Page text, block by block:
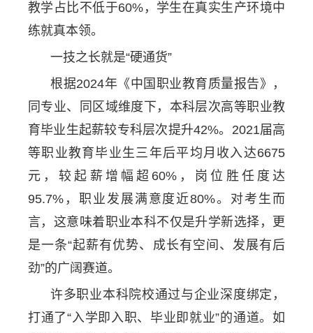
教学占比不低于60%，学生在真实生产环境中
练就真本领。
一技之长就是“硬通货”
根据2024年《中国职业教育质量报告》，
同专业、同区域维度下，本科层次高等职业教
育毕业生起薪较专科层次提升42%。2021届高
等职业教育毕业生三年后平均月收入达6675
元，较起薪增幅超60%，岗位胜任度达
95.7%，职业发展满意度近80%。对考生而
言，这意味着职业本科不仅是升学新选择，更
是一条“起薪有优势、成长有空间、发展有后
劲”的广阔赛道。
许多职业本科院校通过与企业深度绑定，
打通了“入学即入职、毕业即就业”的通道。如